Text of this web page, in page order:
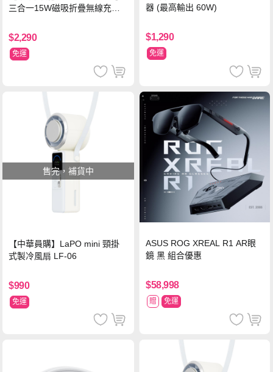
三合一15W磁吸折疊無線充電
$2,290
免運
器 (最高輸出 60W)
$1,290
免運
售完，補貨中
【中華員購】LaPO mini 頸掛
式製冷風扇 LF-06
$990
免運
ASUS ROG XREAL R1 AR眼
鏡 黑 組合優惠
$58,998
贈 免運